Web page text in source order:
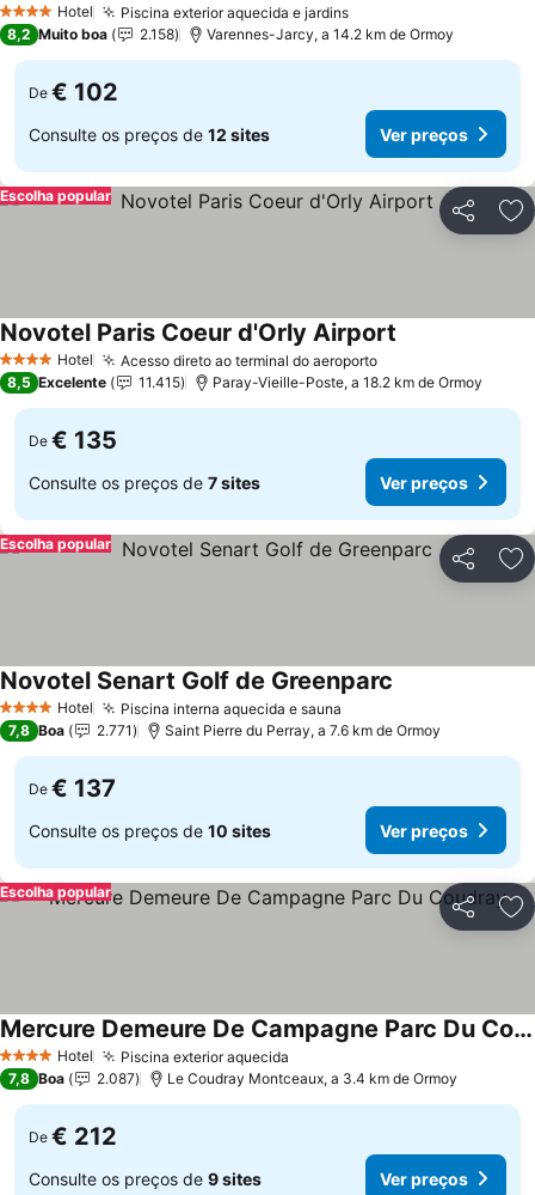
4 EstrelasHotel Piscina exterior aquecida e jardinsVer preços
Ver preços
8,2 Muito boa 2.158 Varennes-Jarcy, a 14.2 km de Ormoy
De € 102
Consulte os preços de 12 sites Ver preços
Partilhar
Escolha popular
4 EstrelasHotel Acesso direto ao terminal do aeroportoVer preços
Novotel Paris Coeur d'Orly Airport
8,5 Excelente 11.415 Paray-Vieille-Poste, a 18.2 km de Ormoy
De € 135
Consulte os preços de 7 sites Ver preços
Partilhar
Escolha popular
4 EstrelasHotel Piscina interna aquecida e sauna
Novotel Senart Golf de Greenparc
7,8 Boa 2.771 Saint Pierre du Perray, a 7.6 km de Ormoy
De € 137
Consulte os preços de 10 sites Ver preços
Partilhar
Escolha popular
4 EstrelasHotel Piscina exterior aquecida
Mercure Demeure De Campagne Parc Du Coudray
Ver preços
7,8 Boa 2.087 Le Coudray Montceaux, a 3.4 km de Ormoy
De € 212
Consulte os preços de 9 sites Ver preços